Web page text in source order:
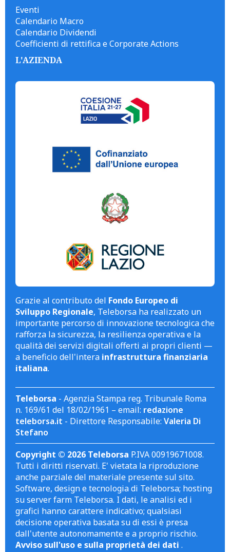
Eventi
Calendario Macro
Calendario Dividendi
Coefficienti di rettifica e Corporate Actions
L'AZIENDA
Grazie al contributo del Fondo Europeo di
Sviluppo Regionale, Teleborsa ha realizzato un
importante percorso di innovazione tecnologica che
rafforza la sicurezza, la resilienza operativa e la
qualità dei servizi digitali offerti ai propri clienti —
a beneficio dell'intera infrastruttura finanziaria
italiana.
Teleborsa - Agenzia Stampa reg. Tribunale Roma
n. 169/61 del 18/02/1961 – email: redazione
teleborsa.it - Direttore Responsabile: Valeria Di
Stefano
Copyright © 2026 Teleborsa P.IVA 00919671008.
Tutti i diritti riservati. E' vietata la riproduzione
anche parziale del materiale presente sul sito.
Software, design e tecnologia di Teleborsa; hosting
su server farm Teleborsa. I dati, le analisi ed i
grafici hanno carattere indicativo; qualsiasi
decisione operativa basata su di essi è presa
dall'utente autonomamente e a proprio rischio.
Avviso sull'uso e sulla proprietà dei dati .